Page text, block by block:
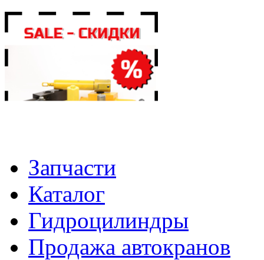
Запчасти
Каталог
Гидроцилиндры
Продажа автокранов